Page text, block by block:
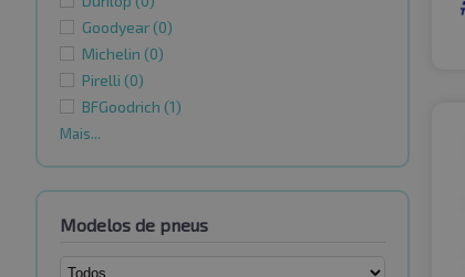
Goodyear (0)
Michelin (0)
Pirelli (0)
BFGoodrich (1)
Mais...
Modelos de pneus